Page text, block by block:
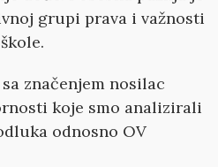
grupi prava i važnosti
značenjem nosilac
koje smo analizirali
odnosno OV